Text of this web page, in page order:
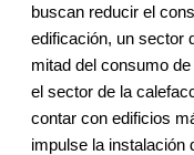
buscan reducir el
edificación, un sector
mitad del consumo
el sector de la
contar con edificios
impulse la instalación